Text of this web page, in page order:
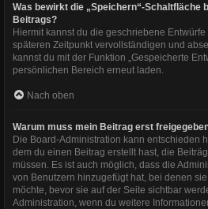
Was bewirkt die „Speichern“-Schaltfläche
Beitrags?
Hiermit kannst du die geschriebene
späteren Zeitpunkt vervollständigen und
kannst du mit der Funktion „Gespeicherte
persönlichen Bereich erneut laden.
Nach oben
Warum muss mein Beitrag erst
Die Board-Administration kann entschieden
dem du einen Beitrag erstellt hast, die
müssen. Es ist auch möglich, dass die
von Benutzern hinzugefügt hat, bei denen
möchte, bevor sie auf der Seite sichtbar
Administration, wenn du weitere